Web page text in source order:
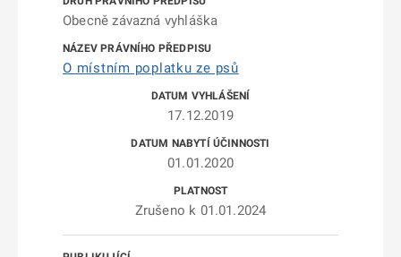
Obecně závazná vyhláška
O místním poplatku ze psů
17.12.2019
01.01.2020
Zrušeno k 01.01.2024